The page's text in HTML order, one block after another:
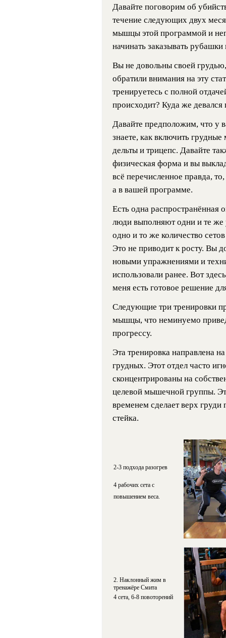
Давайте поговорим об
течение следующих двух
мышцы этой программой и
начинать заказывать
Вы не довольны своей
обратили внимания на эту
тренируетесь с полной
происходит? Куда же девался
Давайте предположим, что у
знаете, как включить
дельты и трицепс. Давайте
физическая форма и вы
всё перечисленное правда,
а в вашей программе.
Есть одна распространённая
люди выполняют одни и те
одно и то же количество
Это не приводит к росту. Вы
новыми упражнениями и
использовали ранее. Вот
меня есть готовое решение
Следующие три тренировки
мышцы, что неминуемо
прогрессу.
Эта тренировка направлена
грудных. Этот отдел часто
сконцентрированы на
целевой мышечной группы.
временем сделает верх груди
стейка.
2-3 подхода разогрев
4 рабочих сета с
повышением веса.
2. Наклонный жим в
тренажёре Смита
4 сета, 6-8 повоторений